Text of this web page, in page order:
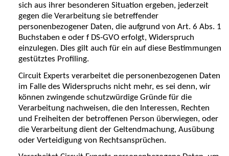
sich aus ihrer besonderen Situation ergeben, jederzeit
gegen die Verarbeitung sie betreffender
personenbezogener Daten, die aufgrund von Art. 6 Abs. 1
Buchstaben e oder f DS-GVO erfolgt, Widerspruch
einzulegen. Dies gilt auch für ein auf diese Bestimmungen
gestütztes Profiling.
Circuit Experts verarbeitet die personenbezogenen Daten
im Falle des Widerspruchs nicht mehr, es sei denn, wir
können zwingende schutzwürdige Gründe für die
Verarbeitung nachweisen, die den Interessen, Rechten
und Freiheiten der betroffenen Person überwiegen, oder
die Verarbeitung dient der Geltendmachung, Ausübung
oder Verteidigung von Rechtsansprüchen.